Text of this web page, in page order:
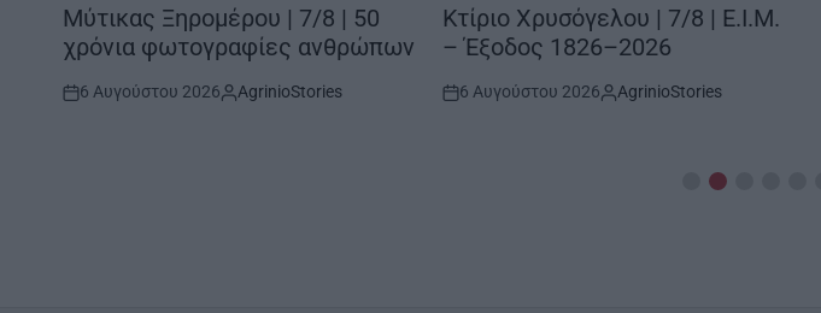
INΜύτικας Ξηρομέρου | 7/8 | 50
χρόνια φωτογραφίες ανθρώπων
Post
6 Αυγούστου 2026
By:
AgrinioStories
INΚτίριο Χρυσόγελου | 7/8 | Ε.Ι.Μ.
– Έξοδος 1826–2026
Post
6 Αυγούστου 2026
By:
AgrinioStories